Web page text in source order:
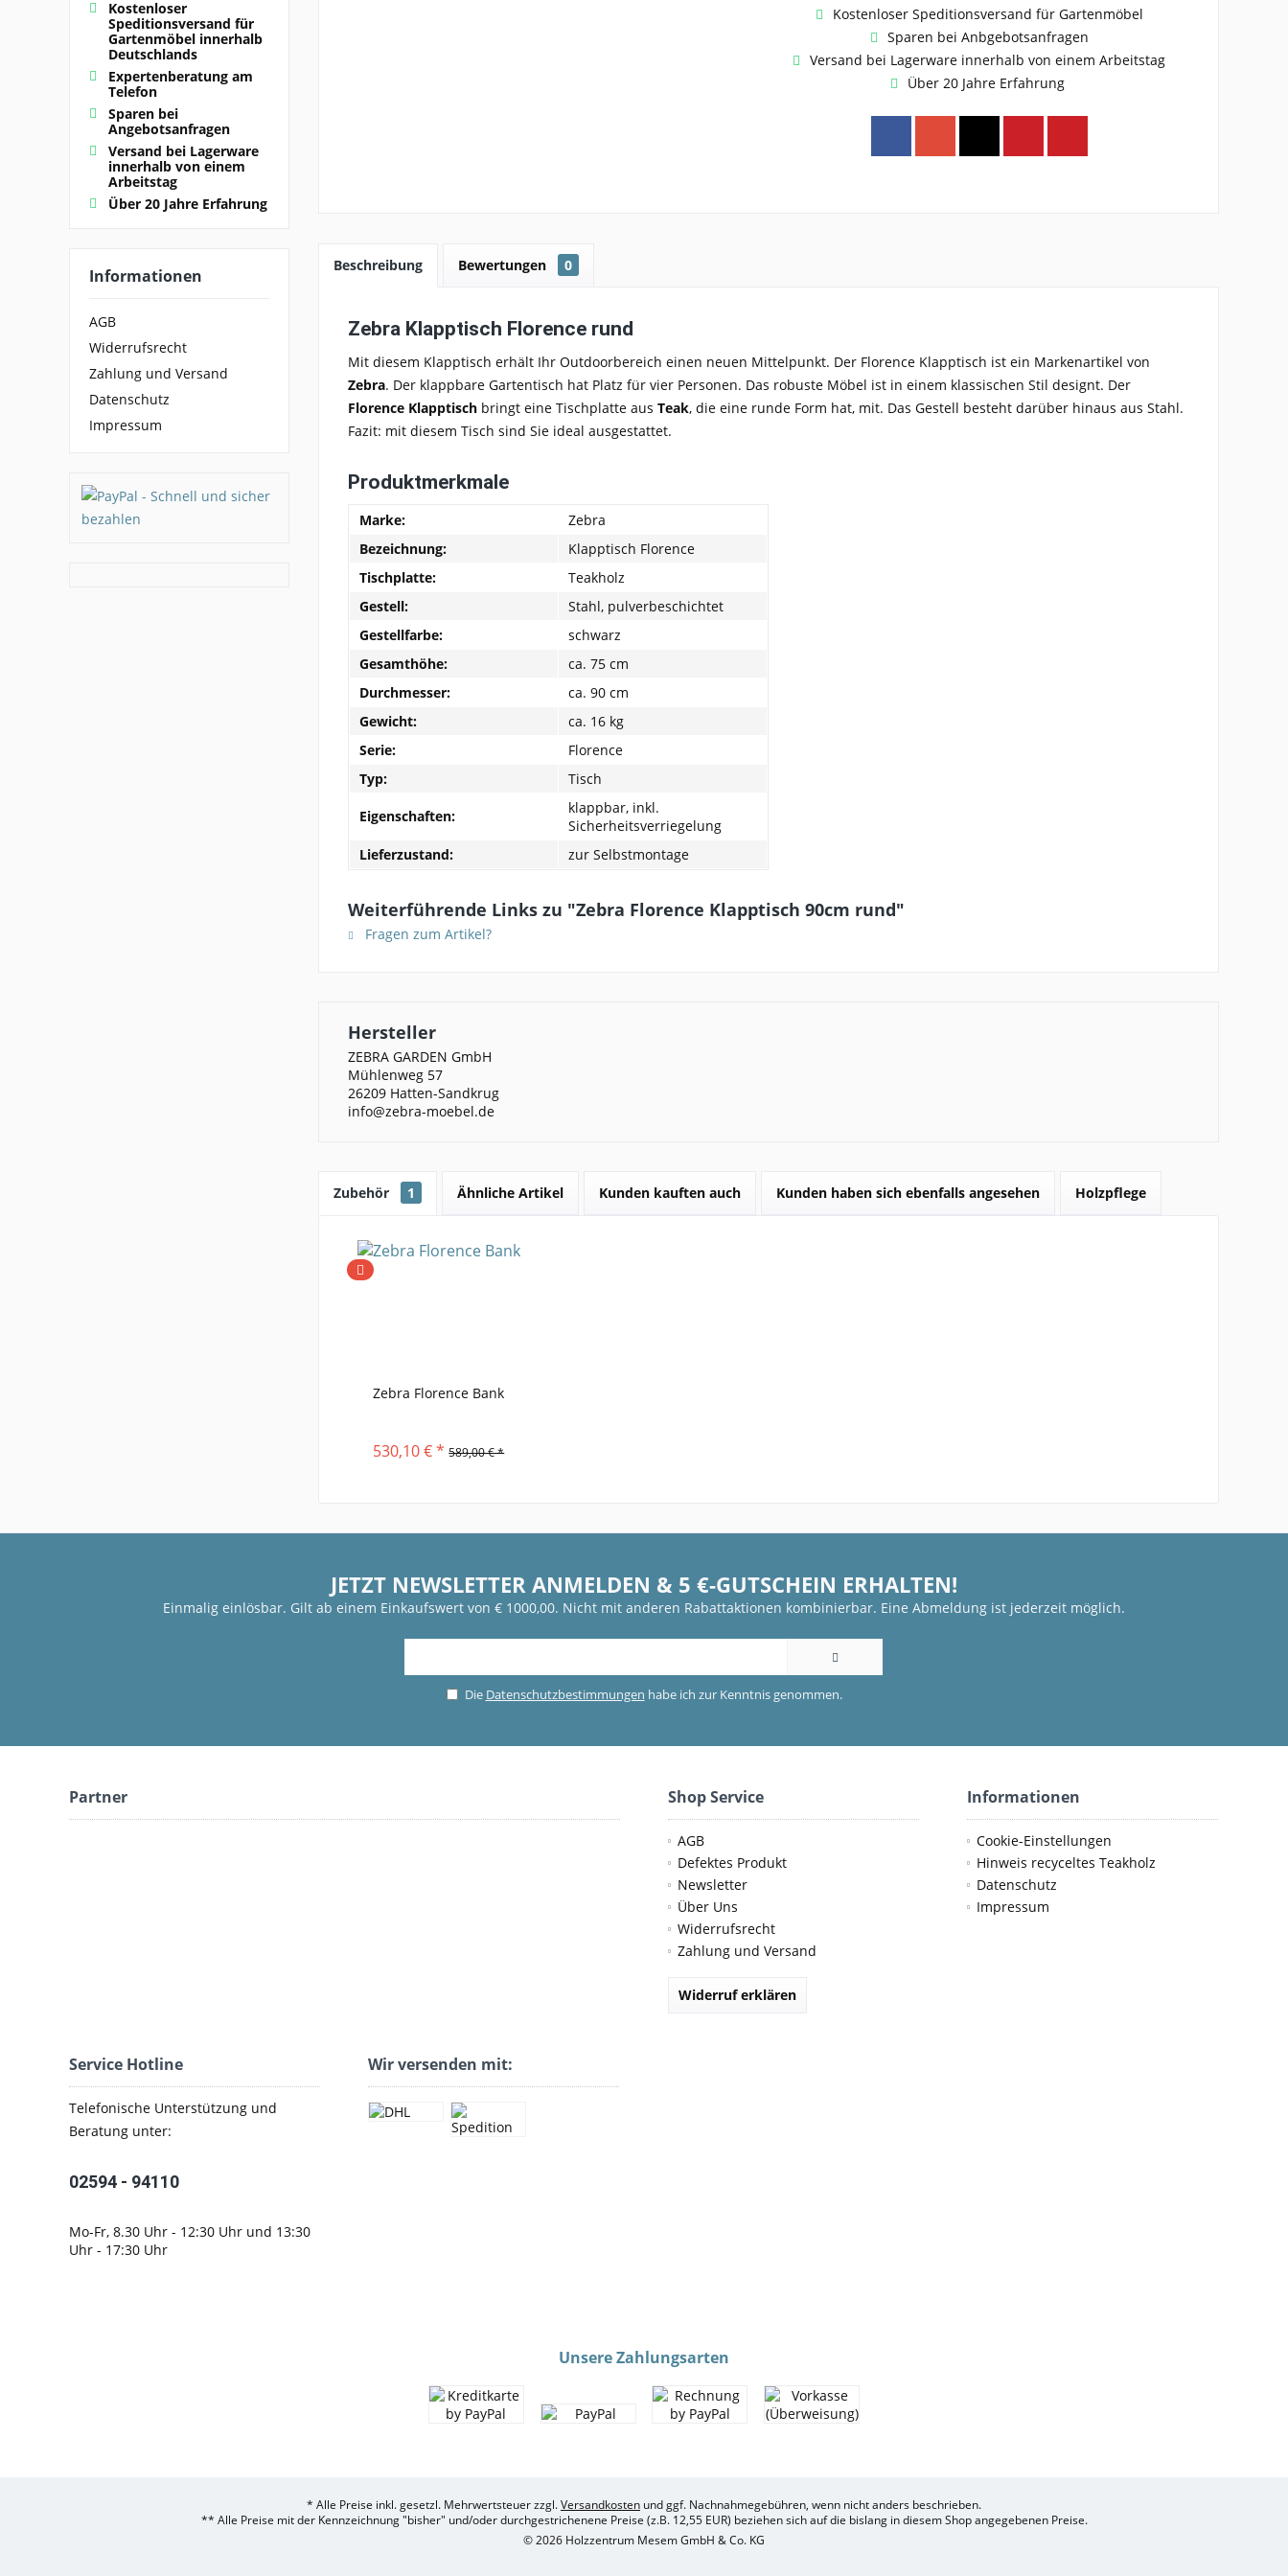
Kostenloser
Speditionsversand für
Gartenmöbel innerhalb
Deutschlands
Expertenberatung am
Telefon
Sparen bei
Angebotsanfragen
Versand bei Lagerware
innerhalb von einem
Arbeitstag
Über 20 Jahre Erfahrung
Informationen
AGB
Widerrufsrecht
Zahlung und Versand
Datenschutz
Impressum
Kostenloser Speditionsversand für Gartenmöbel
Sparen bei Anbgebotsanfragen
Versand bei Lagerware innerhalb von einem Arbeitstag
Über 20 Jahre Erfahrung
Beschreibung Bewertungen 0
Zebra Klapptisch Florence rund
Mit diesem Klapptisch erhält Ihr Outdoorbereich einen neuen Mittelpunkt. Der Florence Klapptisch ist ein Markenartikel von
Zebra. Der klappbare Gartentisch hat Platz für vier Personen. Das robuste Möbel ist in einem klassischen Stil designt. Der
Florence Klapptisch bringt eine Tischplatte aus Teak, die eine runde Form hat, mit. Das Gestell besteht darüber hinaus aus Stahl.
Fazit: mit diesem Tisch sind Sie ideal ausgestattet.
Produktmerkmale
Marke:
Zebra
Bezeichnung:
Klapptisch Florence
Tischplatte:
Teakholz
Gestell:
Stahl, pulverbeschichtet
Gestellfarbe:
schwarz
Gesamthöhe:
ca. 75 cm
Durchmesser:
ca. 90 cm
Gewicht:
ca. 16 kg
Serie:
Florence
Typ:
Tisch
Eigenschaften:
klappbar, inkl.
Sicherheitsverriegelung
Lieferzustand:
zur Selbstmontage
Weiterführende Links zu "Zebra Florence Klapptisch 90cm rund"
Fragen zum Artikel?
Hersteller
ZEBRA GARDEN GmbH
Mühlenweg 57
26209 Hatten-Sandkrug
info@zebra-moebel.de
Zubehör 1 Ähnliche Artikel Kunden kauften auch Kunden haben sich ebenfalls angesehen Holzpflege
Zebra Florence Bank
530,10 € * 589,00 € *
JETZT NEWSLETTER ANMELDEN & 5 €-GUTSCHEIN ERHALTEN!
Einmalig einlösbar. Gilt ab einem Einkaufswert von € 1000,00. Nicht mit anderen Rabattaktionen kombinierbar. Eine Abmeldung ist jederzeit möglich.
Die Datenschutzbestimmungen habe ich zur Kenntnis genommen.
Partner Shop Service
AGB
Defektes Produkt
Newsletter
Über Uns
Widerrufsrecht
Zahlung und Versand
Widerruf erklären
Informationen
Cookie-Einstellungen
Hinweis recyceltes Teakholz
Datenschutz
Impressum
Service Hotline
Telefonische Unterstützung und
Beratung unter:
02594 - 94110
Mo-Fr, 8.30 Uhr - 12:30 Uhr und 13:30
Uhr - 17:30 Uhr
Wir versenden mit:
Unsere Zahlungsarten
* Alle Preise inkl. gesetzl. Mehrwertsteuer zzgl.Versandkosten und ggf. Nachnahmegebühren, wenn nicht anders beschrieben.
** Alle Preise mit der Kennzeichnung "bisher" und/oder durchgestrichenene Preise (z.B. 12,55 EUR) beziehen sich auf die bislang in diesem Shop angegebenen Preise.
© 2026 Holzzentrum Mesem GmbH & Co. KG